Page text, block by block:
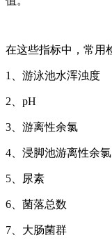
在这些指标中，常用
1、游泳池水浑浊度
2、pH
3、游离性余氯
4、浸脚池游离性余氯
5、尿素
6、菌落总数
7、大肠菌群